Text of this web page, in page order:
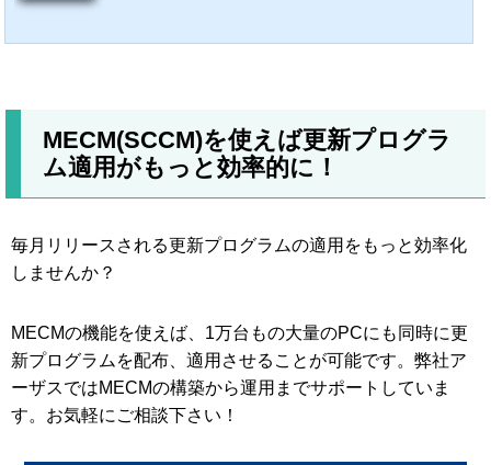
MECM(SCCM)を使えば更新プログラ
ム適用がもっと効率的に！
毎月リリースされる更新プログラムの適用をもっと効率化
しませんか？
MECMの機能を使えば、1万台もの大量のPCにも同時に更
新プログラムを配布、適用させることが可能です。弊社ア
ーザスではMECMの構築から運用までサポートしていま
す。お気軽にご相談下さい！